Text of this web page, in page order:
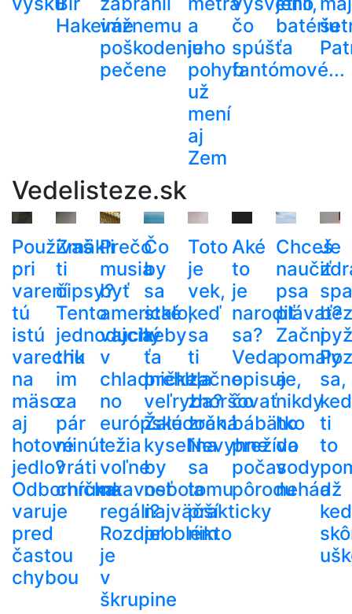
Hakeimevážnemu
poškodeniu
pečene
a
jeho
pohyb
už
mení
aj
Zem
čo
spúšťa
fantómové...
batériu
Vedelisteze.sk
Používaš
pri
varení
tú
istú
varechu
na
mäso
aj
hotové
jedlo?
Odborníčka
varuje
pred
častou
chybou
Zmäkli
ti
čipsy?
Tento
jednoduchý
trik
im
za
pár
minút
vráti
chrumkavosť
Prečo
musia
byť
americké
vajcia
v
chladničke,
no
európske
ležia
voľne
na
regáli?
Rozdiel
je
v
škrupine
Čo
by
sa
stalo,
keby
ťa
prehltla
veľryba?
Žalúdočná
kyselina
by
nebola
najväčší
problém
Toto
je
vek,
keď
sa
ti
začne
zhoršovať
zrak.
Nevyhne
sa
tomu
prakticky
nikto
Aké
to
je
narodiť
sa?
Veda
opisuje,
čo
bábätko
prežíva
počas
pôrodu
Chceš
naučiť
psa
plávať?
Začni
pomaly
a
nikdy
ho
do
vody
nehádž
Je
bez
sa,
ti
to
a